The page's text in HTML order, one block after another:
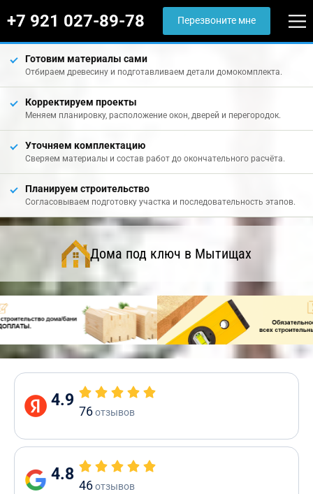
+7 921 027-89-78 Перезвоните мне
Готовим материалы сами
Отбираем древесину и подготавливаем детали домокомплекта.
Корректируем проекты
Меняем планировку, расположение окон, дверей и перегородок.
Уточняем комплектацию
Сверяем материалы и состав работ до окончательного расчёта.
Планируем строительство
Согласовываем подготовку участка и последовательность этапов.
Дома под ключ в Мытищах
4.9
76отзывов
4.8
46отзывов